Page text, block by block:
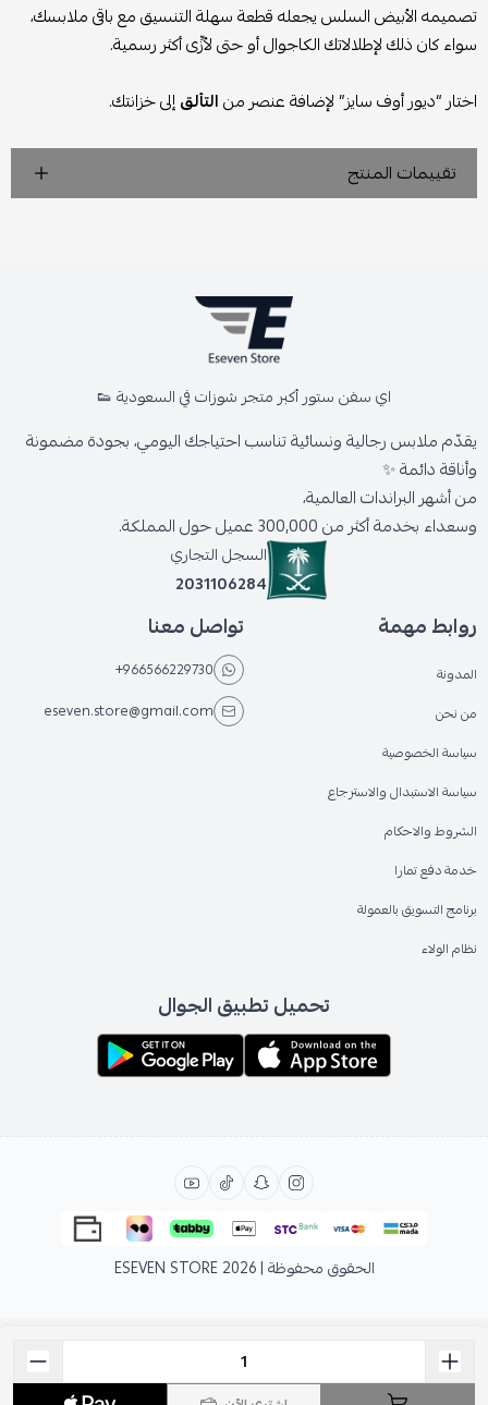
تصميمه الأبيض السلس يجعله قطعة سهلة التنسيق مع باقى ملابسك،
سواء كان ذلك لإطلالاتك الكاجوال أو حتى لأزِّى أكثر رسمية.
اختار “ديور أوف سايز” لإضافة عنصر منالتألقإلى خزانتك.
تقييمات المنتج
اي سفن ستور أكبر متجر شوزات في السعودية 👟
يقدّم ملابس رجالية ونسائية تناسب احتياجك اليومي، بجودة مضمونة
وأناقة دائمة ✨
من أشهر البراندات العالمية،
وسعداء بخدمة أكثر من 300,000 عميل حول المملكة.
السجل التجاري
2031106284
روابط مهمة
المدونة
من نحن
سياسة الخصوصية
سياسة الاستبدال والاسترجاع
الشروط والاحكام
خدمة دفع تمارا
برنامج التسويق بالعمولة
نظام الولاء
تواصل معنا
+966566229730
eseven.store@gmail.com
تحميل تطبيق الجوال
الحقوق محفوظة | 2026 ESEVEN STORE